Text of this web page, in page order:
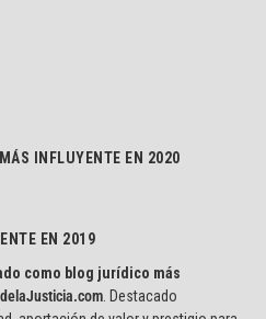
INFLUYENTE EN 2020
EN 2019
como blog jurídico más
delaJusticia.com . Destacado